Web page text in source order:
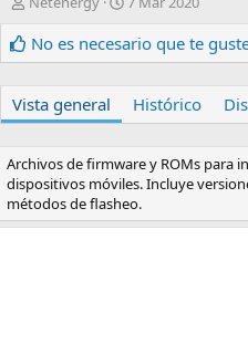
t
o
c
h
d
e
r
e
a
c
No es necesario que te
Vista general Histórico
Archivos de firmware y ROMs para
dispositivos móviles. Incluye
métodos de flasheo.